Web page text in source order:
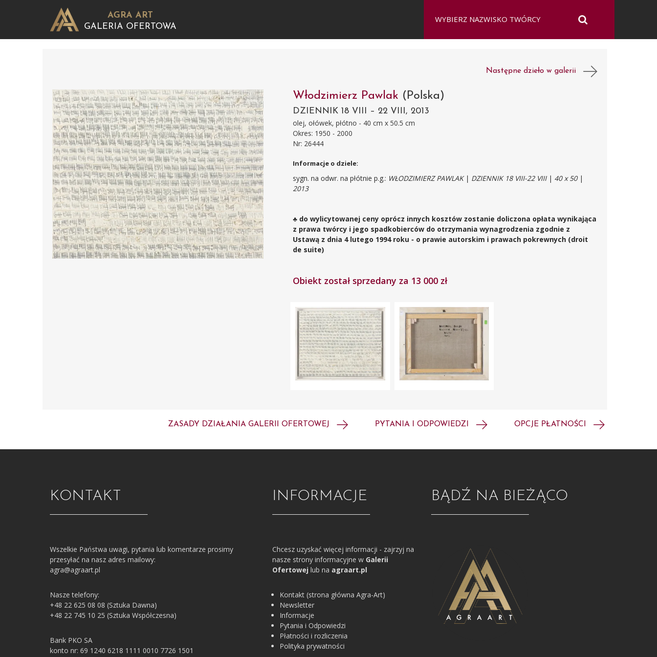
AGRA ART
GALERIA OFERTOWA
Następne dzieło w galerii
Włodzimierz Pawlak (Polska)
DZIENNIK 18 VIII – 22 VIII, 2013
olej, ołówek, płótno - 40 cm x 50.5 cm
Okres: 1950 - 2000
Nr: 26444
Informacje o dziele:
sygn. na odwr. na płótnie p.g.: WŁODZIMIERZ PAWLAK| DZIENNIK 18 VIII-22 VIII| 40 x 50|
2013
♣ do wylicytowanej ceny oprócz innych kosztów zostanie doliczona opłata wynikająca
z prawa twórcy i jego spadkobierców do otrzymania wynagrodzenia zgodnie z
Ustawą z dnia 4 lutego 1994 roku - o prawie autorskim i prawach pokrewnych (droit
de suite)
Obiekt został sprzedany za 13 000 zł
ZASADY DZIAŁANIA GALERII OFERTOWEJ PYTANIA I ODPOWIEDZI OPCJE PŁATNOŚCI
BĄDŹ NA BIEŻĄCO
INFORMACJE
Chcesz uzyskać więcej informacji - zajrzyj na
nasze strony informacyjne w Galerii
Ofertowej lub na agraart.pl
Kontakt (strona główna Agra-Art)
Newsletter
Informacje
Pytania i Odpowiedzi
Płatności i rozliczenia
Polityka prywatności
KONTAKT
Wszelkie Państwa uwagi, pytania lub komentarze prosimy
przesyłać na nasz adres mailowy:
agra@agraart.pl
Nasze telefony:
+48 22 625 08 08 (Sztuka Dawna)
+48 22 745 10 25 (Sztuka Współczesna)
Bank PKO SA
konto nr: 69 1240 6218 1111 0010 7726 1501